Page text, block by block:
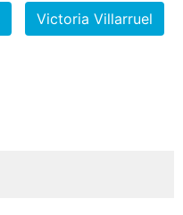
Victoria Villarruel